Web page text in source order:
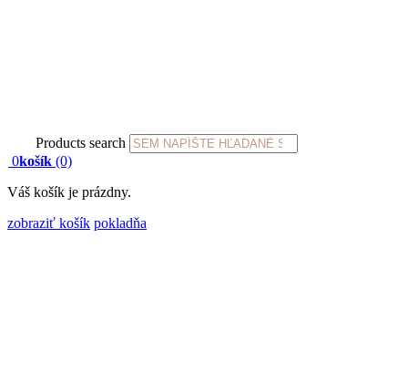
Products search
0košík (0)
Váš košík je prázdny.
zobraziť košík pokladňa